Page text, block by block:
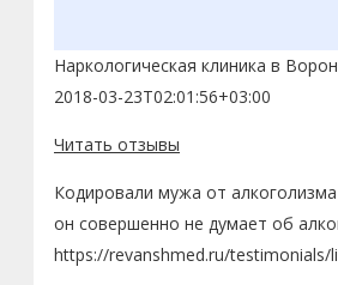
Наркологическая клиника в
2018-03-23T02:01:56+03:00
Читать отзывы
Кодировали мужа от
он совершенно не думает об
https://revanshmed.ru/testimonials/